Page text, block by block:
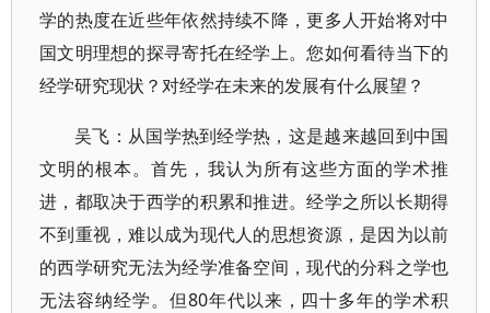
学的热度在近些年依然持续不降，更多人开始将对中
国文明理想的探寻寄托在经学上。您如何看待当下的
经学研究现状？对经学在未来的发展有什么展望？
吴飞：从国学热到经学热，这是越来越回到中国
文明的根本。首先，我认为所有这些方面的学术推
进，都取决于西学的积累和推进。经学之所以长期得
不到重视，难以成为现代人的思想资源，是因为以前
的西学研究无法为经学准备空间，现代的分科之学也
无法容纳经学。但80年代以来，四十多年的学术积